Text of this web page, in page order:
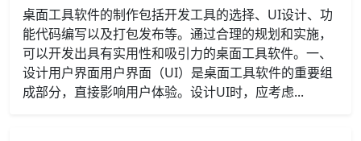
桌面工具软件的制作包括开发工具的选择、UI设计、功
能代码编写以及打包发布等。通过合理的规划和实施，
可以开发出具有实用性和吸引力的桌面工具软件。一、
设计用户界面用户界面（UI）是桌面工具软件的重要组
成部分，直接影响用户体验。设计UI时，应考虑...